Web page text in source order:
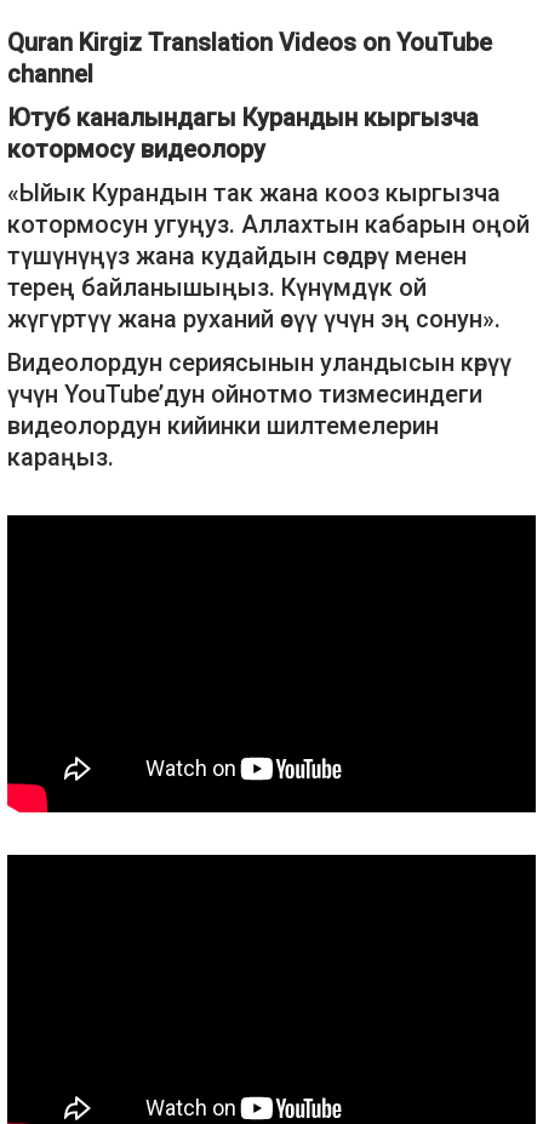
Quran Kirgiz Translation Videos on YouTube
channel
Ютуб каналындагы Курандын кыргызча
котормосу видеолору
«Ыйык Курандын так жана кооз кыргызча
котормосун угуңуз. Аллахтын кабарын оңой
түшүнүңүз жана кудайдын сөздөрү менен
терең байланышыңыз. Күнүмдүк ой
жүгүртүү жана руханий өсүү үчүн эң сонун».
Видеолордун сериясынын уландысын көрүү
үчүн YouTube’дун ойнотмо тизмесиндеги
видеолордун кийинки шилтемелерин
караңыз.